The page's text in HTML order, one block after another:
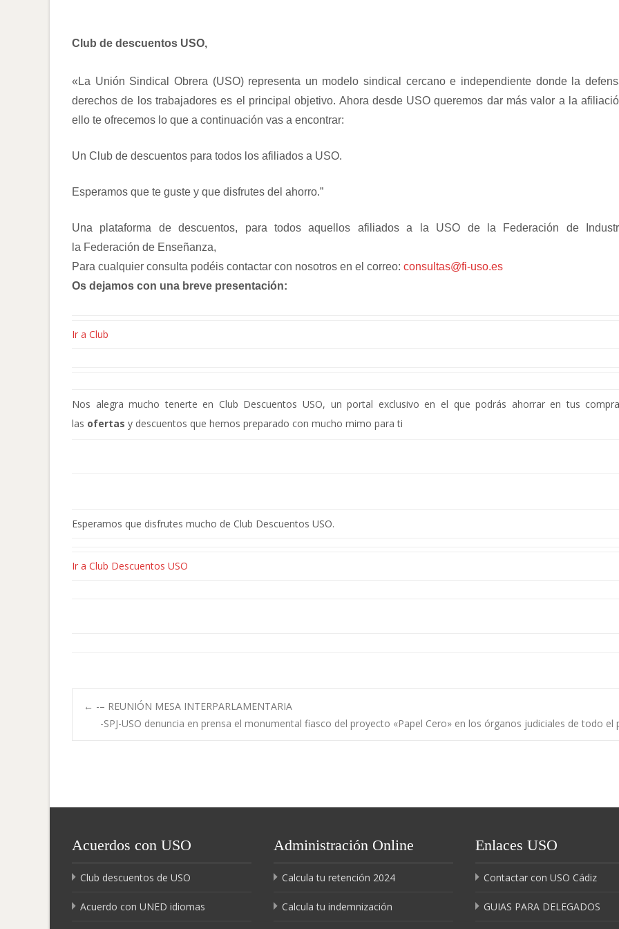
Club de descuentos USO,
«La Unión Sindical Obrera (USO) representa un modelo sindical cercano e independiente donde la
derechos de los trabajadores es el principal objetivo. Ahora desde USO queremos dar más valor a la
ello te ofrecemos lo que a continuación vas a encontrar:
Un Club de descuentos para todos los afiliados a USO.
Esperamos que te guste y que disfrutes del ahorro.”
Una plataforma de descuentos, para todos aquellos afiliados a la USO de la Federación de
la Federación de Enseñanza,
Para cualquier consulta podéis contactar con nosotros en el correo: consultas@fi-uso.es
Os dejamos con una breve presentación:
Ir a Club
Nos alegra mucho tenerte en Club Descuentos USO, un portal exclusivo en el que podrás ahorrar en tus
las ofertas y descuentos que hemos preparado con mucho mimo para ti
Esperamos que disfrutes mucho de Club Descuentos USO.
Ir a Club Descuentos USO
Navegación
entradas
← -– REUNIÓN MESA INTERPARLAMENTARIA
-SPJ-USO denuncia en prensa el monumental fiasco del proyecto «Papel Cero» en los órganos judiciales de todo el
Acuerdos con USO
Club descuentos de USO
Acuerdo con UNED idiomas
Administración Online
Calcula tu retención 2024
Calcula tu indemnización
Enlaces USO
Contactar con USO Cádiz
GUIAS PARA DELEGADOS